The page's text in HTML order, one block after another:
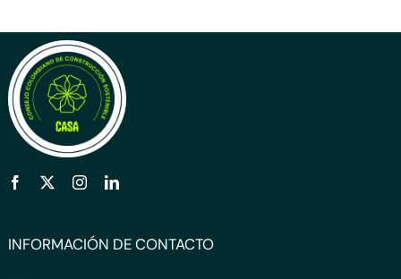
INFORMACIÓN DE CONTACTO